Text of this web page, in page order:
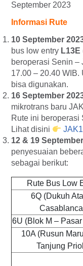
September 2023
Informasi Rute
10 September
bus low entry L13E
beroperasi Senin –
17.00 – 20.40 WIB.
bisa digunakan.
16 September
mikrotrans baru
Rute ini beroperasi
Lihat disini
12 & 19
penyesuaian
sebagai berikut:
Rute Bus Low
6Q (Dukuh
6U (Blok M –
10A (Rusun
Tanjung